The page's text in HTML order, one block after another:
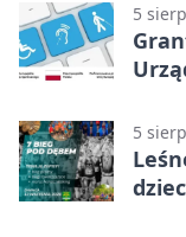
5
5